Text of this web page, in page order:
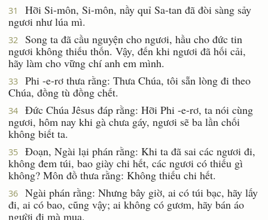
31
Hỡi Si-môn, Si-môn, nầy quỉ Sa-tan đã đòi sàng sảy
ngươi như lúa mì.
32
Song ta đã cầu nguyện cho ngươi, hầu cho đức tin
ngươi không thiếu thốn. Vậy, đến khi ngươi đã hối cải,
hãy làm cho vững chí anh em mình.
33
Phi -e-rơ thưa rằng: Thưa Chúa, tôi sẵn lòng đi theo
Chúa, đồng tù đồng chết.
34
Ðức Chúa Jêsus đáp rằng: Hỡi Phi -e-rơ, ta nói cùng
ngươi, hôm nay khi gà chưa gáy, ngươi sẽ ba lần chối
không biết ta.
35
Ðoạn, Ngài lại phán rằng: Khi ta đã sai các ngươi đi,
không đem túi, bao giày chi hết, các ngươi có thiếu gì
không? Môn đồ thưa rằng: Không thiếu chi hết.
36
Ngài phán rằng: Nhưng bây giờ, ai có túi bạc, hãy lấy
đi, ai có bao, cũng vậy; ai không có gươm, hãy bán áo
người đi mà mua.